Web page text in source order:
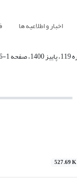
اخبار و اطلاعیه ها
527.69 K